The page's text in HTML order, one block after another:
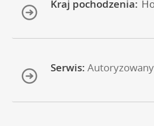
Kraj pochodzenia:
Serwis: